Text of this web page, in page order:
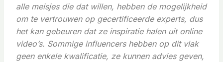
alle meisjes die dat willen, hebben de mogelijkheid
om te vertrouwen op gecertificeerde experts, dus
het kan gebeuren dat ze inspiratie halen uit online
video’s. Sommige influencers hebben op dit vlak
geen enkele kwalificatie, ze kunnen advies geven,